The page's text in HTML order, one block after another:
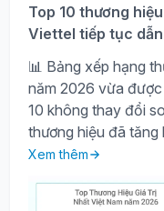
Top 10 thương
Viettel tiếp tục dẫn
📊 Bảng xếp hạng
năm 2026 vừa
10 không thay đổi
thương hiệu đã tăng
Xem thêm